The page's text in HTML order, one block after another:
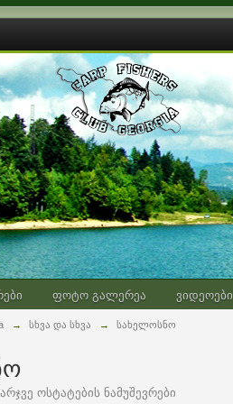
ფოტო გალერეა ვიდეოები
→ სხვა და სხვა → სახელოსნო
ოსტატების ნამუშევრები